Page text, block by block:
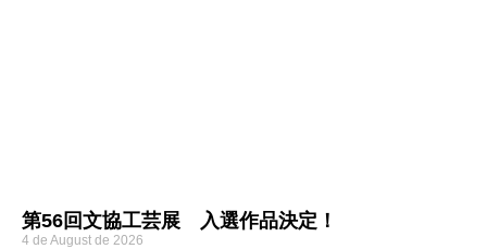
第56回文協工芸展 入選作品決定！
4 de August de 2026